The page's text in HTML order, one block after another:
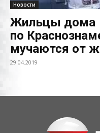
Новости
Жильцы дома
по
мучаются от
29.04.2019